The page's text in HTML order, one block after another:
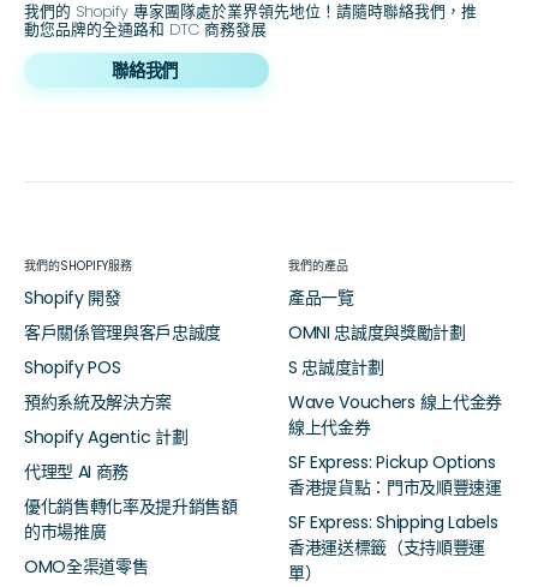
我們的 Shopify 專家團隊處於業界領先地位！請隨時聯絡我們，推
動您品牌的全通路和 DTC 商務發展
聯絡我們
我們的SHOPIFY服務
Shopify 開發
客戶關係管理與客戶忠誠度
Shopify POS
預約系統及解決方案
Shopify Agentic 計劃
代理型 AI 商務
優化銷售轉化率及提升銷售額
的市場推廣
OMO全渠道零售
我們的產品
產品一覽
OMNI 忠誠度與獎勵計劃
S 忠誠度計劃
Wave Vouchers 線上代金券
線上代金券
SF Express: Pickup Options
香港提貨點：門市及順豐速運
SF Express: Shipping Labels
香港運送標籤（支持順豐運
單）